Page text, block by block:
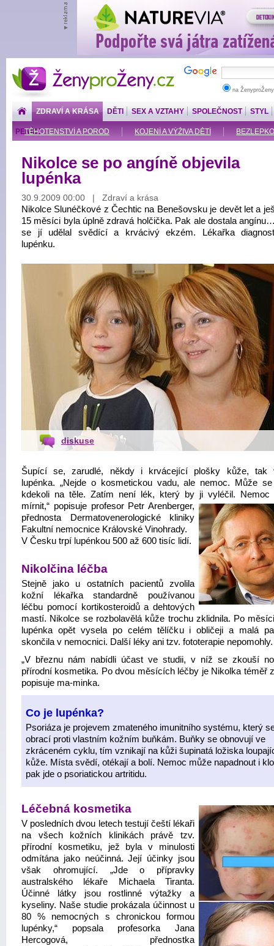
ŽenyproŽeny.cz
na
ZDRAVÍ A KRÁSA
TĚHOTENSTVÍ A POROD KOJENÍ A VÝŽIVA DĚTÍ
DĚTI SEX A VZTAHY SPOLEČNOST STYL
PENÍZE
Nikolce se po angíně objevila
lupénka
30.9.2009 00:00 | Zdraví a krása
Nikolce Slunéčkové z Čechtic na Benešovsku je devět let a
15 měsíci byla úplně zdravá holčička. Pak ale dostala
se jí udělal svědící a krvácivý ekzém. Lékařka
lupénku.
diskuse
Šupící se, zarudlé, někdy i krvácející plošky kůže, tak
lupénka. „Nejde o kosmetickou vadu, ale nemoc. Může
kdekoli na těle. Zatím není lék, který by ji vyléčil. Nemoc
mírnit,“ popisuje profesor Petr Arenberger,
přednosta Dermatovenerologické kliniky
Fakultní nemocnice Královské Vinohrady.
V Česku trpí lupénkou 500 až 600 tisíc lidí.
Nikolčina léčba
Stejně jako u ostatních pacientů zvolila
kožní lékařka standardně používanou
léčbu pomocí kortikosteroidů a dehtových
mastí. Nikolce se rozbolavělá kůže trochu zklidnila. Po
lupénka opět vysela po celém tělíčku i obličeji a malá
skončila v nemocnici. Další léky ani tzv. fototerapie nepomohly.
„V březnu nám nabídli účast ve studii, v níž se zkouší
přírodní kosmetika. Po dvou měsících léčby je Nikolka téměř
popisuje ma-minka.
Co je lupénka?
Psoriáza je projevem zmateného imunitního systému, který
obrací proti vlastním kožním buňkám. Buňky se obnovují ve
zkráceném cyklu, tím vznikají na kůži šupinatá ložiska
kůže. Místa svědí, otékají a bolí. Nemoc může napadnout i
pak jde o psoriatickou artritidu.
Léčebná kosmetika
V posledních dvou letech testují čeští lékaři
na všech kožních klinikách právě tzv.
přírodní kosmetiku, jež byla v minulosti
odmítána jako neúčinná. Její účinky jsou
však ohromující. „Jde o přípravky
australského lékaře Michaela Tiranta.
Účinné látky jsou rostlinné výtažky a
kyseliny. Naše studie prokázala účinnost u
80 % nemocných s chronickou formou
lupénky,“ popsala profesorka Jana
Hercogová, přednostka